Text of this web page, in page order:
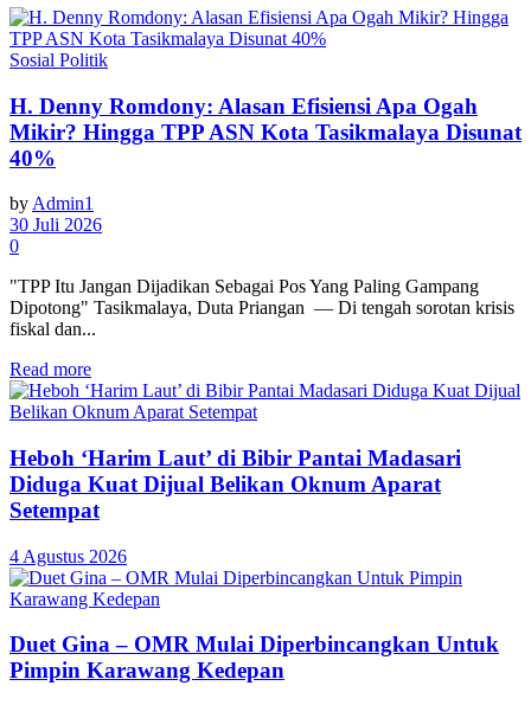
Sosial Politik
H. Denny Romdony: Alasan Efisiensi Apa Ogah
Mikir? Hingga TPP ASN Kota Tasikmalaya Disunat
40%
by Admin1
30 Juli 2026
0
"TPP Itu Jangan Dijadikan Sebagai Pos Yang Paling Gampang
Dipotong" Tasikmalaya, Duta Priangan — Di tengah sorotan krisis
fiskal dan...
Read more
Heboh ‘Harim Laut’ di Bibir Pantai Madasari
Diduga Kuat Dijual Belikan Oknum Aparat
Setempat
4 Agustus 2026
Duet Gina – OMR Mulai Diperbincangkan Untuk
Pimpin Karawang Kedepan